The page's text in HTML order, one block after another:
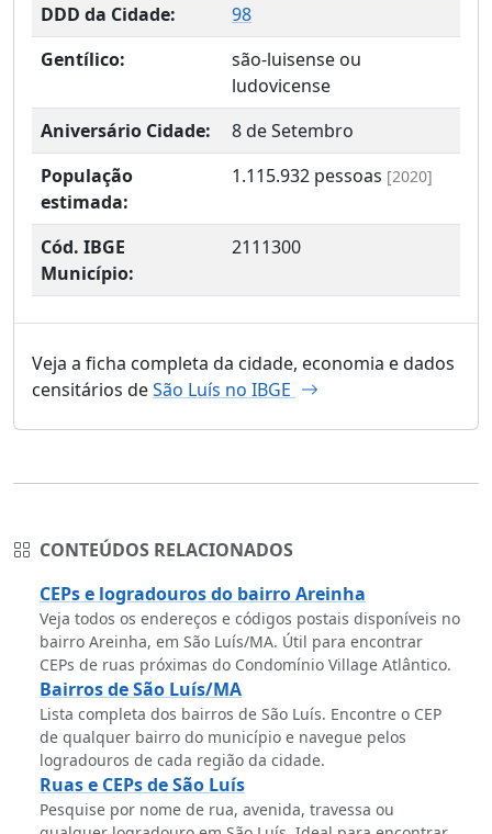
DDD da Cidade:
98
Gentílico:
são-luisense ou
ludovicense
Aniversário Cidade:
8 de Setembro
População
estimada:
1.115.932 pessoas [2020]
Cód. IBGE
Município:
2111300
Veja a ficha completa da cidade, economia e dados
censitários deSão Luís no IBGE
CONTEÚDOS RELACIONADOS
CEPs e logradouros do bairro Areinha
Veja todos os endereços e códigos postais disponíveis no
bairro Areinha, em São Luís/MA. Útil para encontrar
CEPs de ruas próximas do Condomínio Village Atlântico.
Bairros de São Luís/MA
Lista completa dos bairros de São Luís. Encontre o CEP
de qualquer bairro do município e navegue pelos
logradouros de cada região da cidade.
Ruas e CEPs de São Luís
Pesquise por nome de rua, avenida, travessa ou